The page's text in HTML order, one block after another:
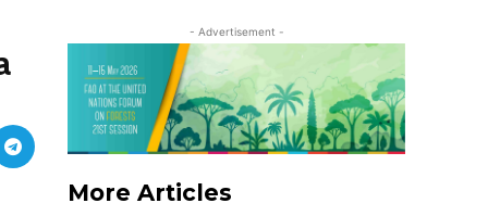
- Advertisement -
More Articles